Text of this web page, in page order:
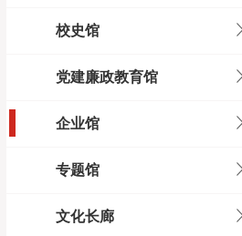
校史馆
党建廉政教育馆
企业馆
专题馆
文化长廊